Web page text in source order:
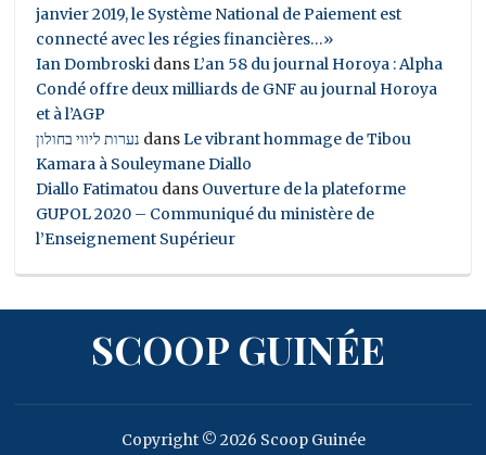
janvier 2019, le Système National de Paiement est
connecté avec les régies financières…»
Ian Dombroski dansL’an 58 du journal Horoya : Alpha
Condé offre deux milliards de GNF au journal Horoya
et à l’AGP
נערות ליווי בחולון dansLe vibrant hommage de Tibou
Kamara à Souleymane Diallo
Diallo Fatimatou dans Ouverture de la plateforme
GUPOL 2020 – Communiqué du ministère de
l’Enseignement Supérieur
SCOOP GUINÉE
Copyright © 2026 Scoop Guinée